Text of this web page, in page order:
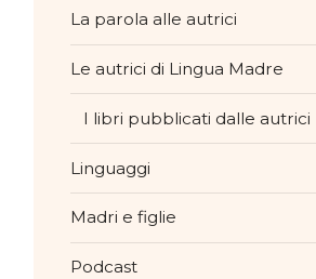
La parola alle autrici
Le autrici di Lingua Madre
I libri pubblicati dalle autrici
Linguaggi
Madri e figlie
Podcast